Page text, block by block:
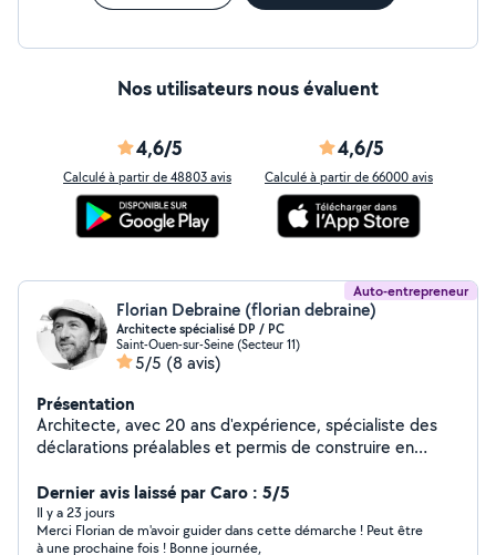
Nos utilisateurs nous évaluent
4,6/5
Calculé à partir de 48803 avis
4,6/5
Calculé à partir de 66000 avis
Auto-entrepreneur
Florian Debraine (florian debraine)
Architecte spécialisé DP / PC
Saint-Ouen-sur-Seine (Secteur 11)
5/5 (8 avis)
Présentation
Architecte, avec 20 ans d'expérience, spécialiste des
déclarations préalables et permis de construire en
petit au plus grand !
Dernier avis laissé par Caro : 5/5
Il y a 23 jours
Merci Florian de m'avoir guider dans cette démarche ! Peut être
à une prochaine fois ! Bonne journée,